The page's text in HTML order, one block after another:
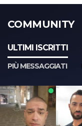
COMMUNITY
ULTIMI ISCRITTI
PIÙ MESSAGGIATI